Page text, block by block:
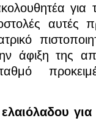
για
αυτές
άφιξη της
ελαιόλαδου